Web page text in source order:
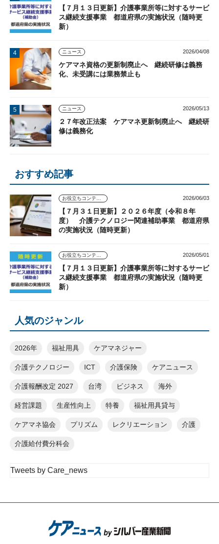
【７月１３日更新】介護事業所等に対するサービ
ス継続支援事業 都道府県の実施状況（随時更
新）
ニュース 2026/04/08
ケアマネ資格の更新制廃止へ 継続研修は義務
化、未受講には業務禁止も
ニュース 2026/05/13
２７年改正法案 ケアマネ更新制廃止へ 継続研
修は義務化
おすすめ記事
お役立ちコンテンツ 2026/06/03
【７月３１日更新】２０２６年度（令和８年
度） 介護テクノロジー関連補助事業 都道府県
の実施状況（随時更新）
お役立ちコンテンツ 2026/05/01
【７月１３日更新】介護事業所等に対するサービ
ス継続支援事業 都道府県の実施状況（随時更
新）
人気のジャンル
2026年 福祉用具 ケアマネジャー
介護テクノロジー ICT 介護保険 ケアニュース
介護報酬改定 2027 台湾 ビジネス 海外
経営課題 生産性向上 特養 福祉用具貸与
ケアマネ協会 プリズム レクリエーション 介護
介護給付費分科会
Tweets by Care_news